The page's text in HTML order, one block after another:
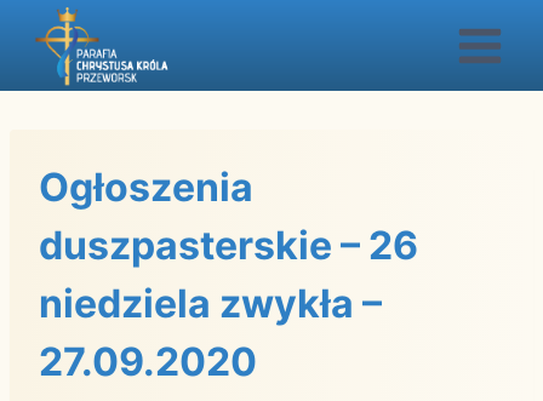
Przejdź
Ogłoszenia
duszpasterskie – 26
niedziela zwykła –
27.09.2020